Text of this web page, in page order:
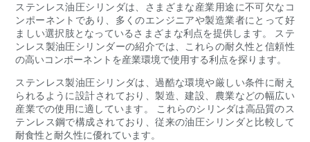
ステンレス油圧シリンダは、さまざまな産業用途に不可欠なコ
ンポーネントであり、多くのエンジニアや製造業者にとって好
ましい選択肢となっているさまざまな利点を提供します。 ステ
ンレス製油圧シリンダーの紹介では、これらの耐久性と信頼性
の高いコンポーネントを産業環境で使用する利点を探ります。
ステンレス製油圧シリンダは、過酷な環境や厳しい条件に耐え
られるように設計されており、製造、建設、農業などの幅広い
産業での使用に適しています。 これらのシリンダは高品質のス
テンレス鋼で構成されており、従来の油圧シリンダと比較して
耐食性と耐久性に優れています。